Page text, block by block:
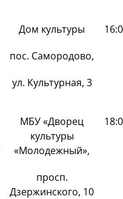
Дом культуры
пос. Самородово,
ул. Культурная, 3
МБУ «Дворец
культуры
«Молодежный»,
просп.
Дзержинского, 10